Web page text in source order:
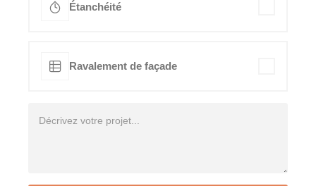
Étanchéité
Ravalement de façade